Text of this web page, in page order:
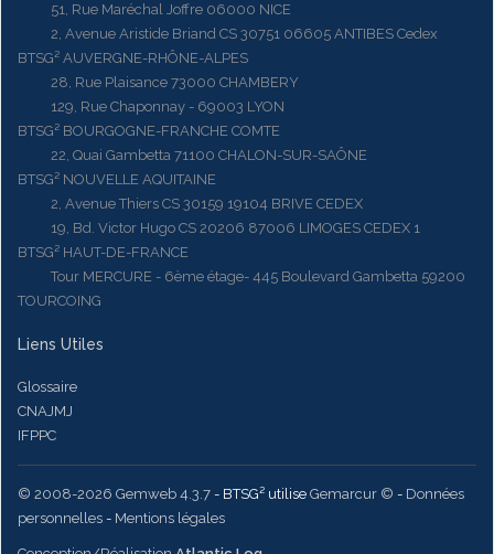
51, Rue Maréchal Joffre 06000 NICE
2, Avenue Aristide Briand CS 30751 06605 ANTIBES Cedex
BTSG² AUVERGNE-RHÔNE-ALPES
28, Rue Plaisance 73000 CHAMBERY
129, Rue Chaponnay - 69003 LYON
BTSG² BOURGOGNE-FRANCHE COMTE
22, Quai Gambetta 71100 CHALON-SUR-SAÔNE
BTSG² NOUVELLE AQUITAINE
2, Avenue Thiers CS 30159 19104 BRIVE CEDEX
19, Bd. Victor Hugo CS 20206 87006 LIMOGES CEDEX 1
BTSG² HAUT-DE-FRANCE
Tour MERCURE - 6ème étage- 445 Boulevard Gambetta 59200
TOURCOING
Liens Utiles
Glossaire
CNAJMJ
IFPPC
© 2008-2026 Gemweb 4.3.7 - BTSG² utilise Gemarcur © - Données
personnelles - Mentions légales